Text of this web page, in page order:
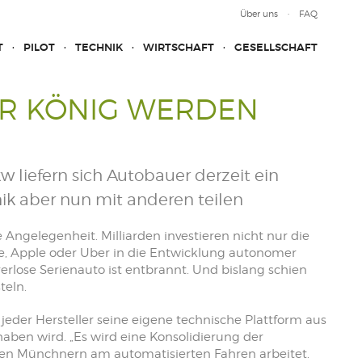
Über uns FAQ
PILOT TECHNIK WIRTSCHAFT GESELLSCHAFT
KÖNIG WERDEN
liefern sich Autobauer derzeit ein
aber nun mit anderen teilen
Milliarden investieren nicht nur die
Apple oder Uber in die Entwicklung autonomer
Serienauto ist entbrannt. Und bislang schien
Hersteller seine eigene technische Plattform aus
wird. „Es wird eine Konsolidierung der
Münchnern am automatisierten Fahren arbeitet.